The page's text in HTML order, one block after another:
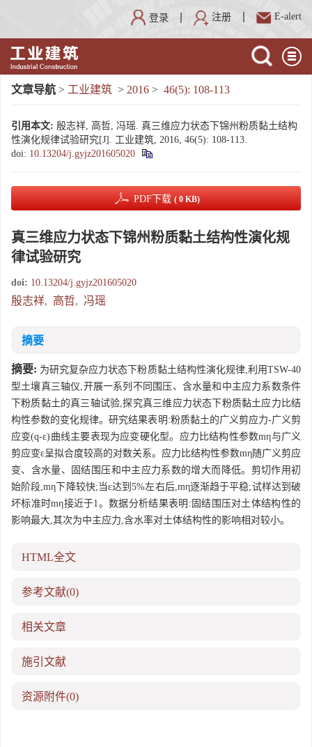
登录 注册 E-alert
文章导航 > 工业建筑 > 2016 > 46(5): 108-113
引用本文: 殷志祥, 高哲, 冯瑶. 真三维应力状态下锦州粉质黏土结构
性演化规律试验研究[J]. 工业建筑, 2016, 46(5): 108-113.
doi: 10.13204/j.gyjz201605020
PDF下载 ( 0 KB)
真三维应力状态下锦州粉质黏土结构性演化规
律试验研究
doi: 10.13204/j.gyjz201605020
殷志祥, 高哲, 冯瑶
摘要
摘要: 为研究复杂应力状态下粉质黏土结构性演化规律,利用TSW-40
型土壤真三轴仪,开展一系列不同围压、含水量和中主应力系数条件
下粉质黏土的真三轴试验,探究真三维应力状态下粉质黏土应力比结
构性参数的变化规律。研究结果表明:粉质黏土的广义剪应力-广义剪
应变(q-ε)曲线主要表现为应变硬化型。应力比结构性参数mη与广义
剪应变ε呈拟合度较高的对数关系。应力比结构性参数mη随广义剪应
变、含水量、固结围压和中主应力系数的增大而降低。剪切作用初
始阶段,mη下降较快;当ε达到5%左右后,mη逐渐趋于平稳;试样达到破
坏标准时mη接近于1。数据分析结果表明:固结围压对土体结构性的
影响最大,其次为中主应力,含水率对土体结构性的影响相对较小。
HTML全文
参考文献(0)
相关文章
施引文献
资源附件(0)